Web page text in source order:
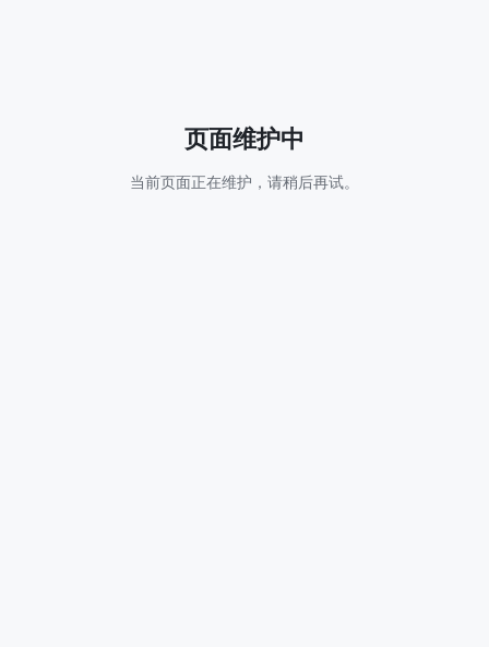
页面维护中
当前页面正在维护，请稍后再试。